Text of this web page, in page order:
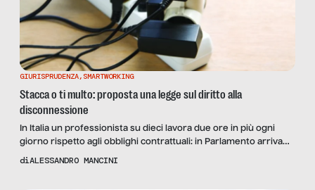
GIURISPRUDENZA, SMARTWORKING
Stacca o ti multo: proposta una legge sul diritto alla
disconnessione
In Italia un professionista su dieci lavora due ore in più ogni
giorno rispetto agli obblighi contrattuali: in Parlamento arriva
una proposta di legge che tutela i lavoratori, dipendenti e non,
diALESSANDRO MANCINI